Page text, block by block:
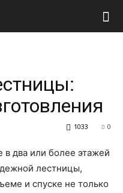
0
1033
два или более этажей
лестницы,
и спуске не только